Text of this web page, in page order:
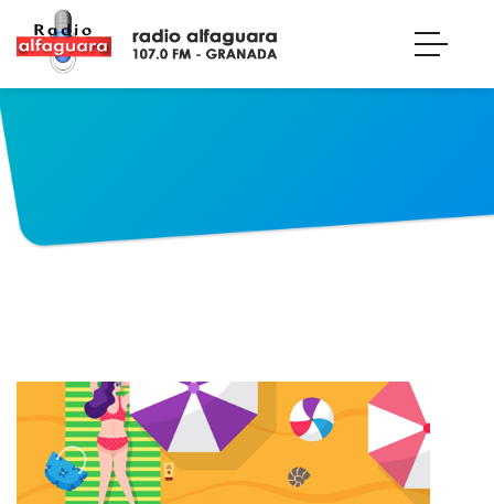
¡Qué noche la de aquel día! Qué noche la de aquel día!